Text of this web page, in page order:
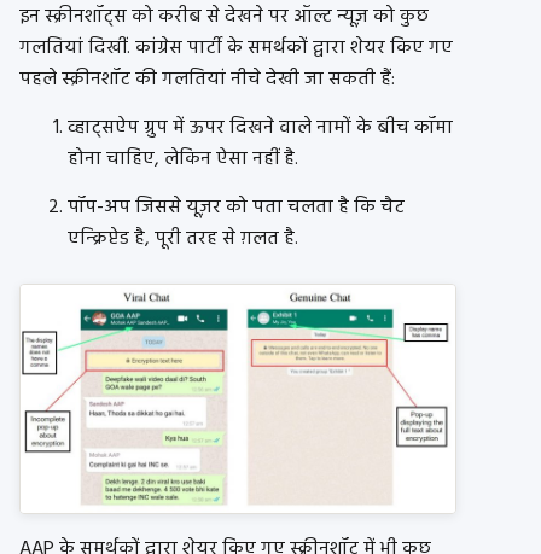
इन स्क्रीनशॉट्स को करीब से देखने पर ऑल्ट न्यूज़ को कुछ
गलतियां दिखीं. कांग्रेस पार्टी के समर्थकों द्वारा शेयर किए गए
पहले स्क्रीनशॉट की गलतियां नीचे देखी जा सकती हैं:
व्हाट्सऐप ग्रुप में ऊपर दिखने वाले नामों के बीच कॉमा
होना चाहिए, लेकिन ऐसा नहीं है.
पॉप-अप जिससे यूज़र को पता चलता है कि चैट
एन्क्रिप्टेड है, पूरी तरह से ग़लत है.